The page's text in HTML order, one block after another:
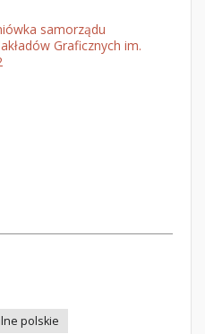
samorządu
Graficznych im.
polskie